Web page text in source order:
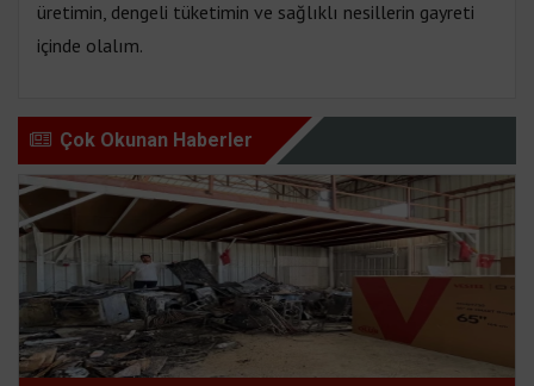
üretimin, dengeli tüketimin ve sağlıklı nesillerin gayreti
içinde olalım.
Çok Okunan Haberler